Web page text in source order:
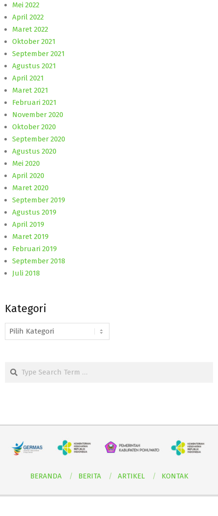
Mei 2022
April 2022
Maret 2022
Oktober 2021
September 2021
Agustus 2021
April 2021
Maret 2021
Februari 2021
November 2020
Oktober 2020
September 2020
Agustus 2020
Mei 2020
April 2020
Maret 2020
September 2019
Agustus 2019
April 2019
Maret 2019
Februari 2019
September 2018
Juli 2018
Kategori
Kategori
Search
BERANDA BERITA ARTIKEL KONTAK